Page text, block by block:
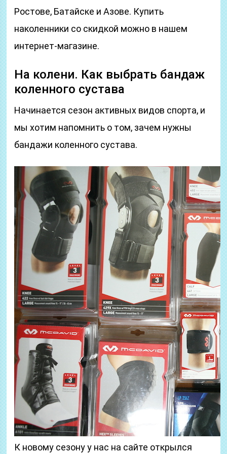
Ростове, Батайске и Азове. Купить
наколенники со скидкой можно в нашем
интернет-магазине.
На колени. Как выбрать бандаж
коленного сустава
Начинается сезон активных видов спорта, и
мы хотим напомнить о том, зачем нужны
бандажи коленного сустава.
К новому сезону у нас на сайте открылся